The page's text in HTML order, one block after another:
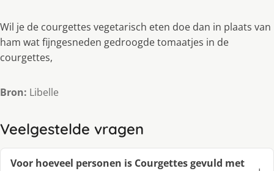
Wil je de courgettes vegetarisch eten doe dan in plaats van
ham wat fijngesneden gedroogde tomaatjes in de
courgettes,
Bron: Libelle
Veelgestelde vragen
Voor hoeveel personen is Courgettes gevuld met